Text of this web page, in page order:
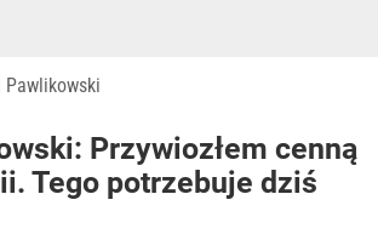
Pawlikowski
Przywiozłem cenną
Tego potrzebuje dziś